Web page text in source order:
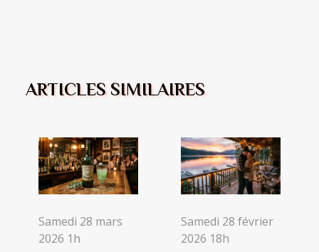
ARTICLES SIMILAIRES
Samedi 28 mars
2026 1h
Samedi 28 février
2026 18h